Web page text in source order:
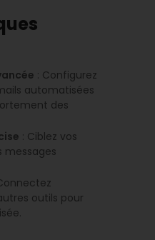
: Configurez
automatisées
des
: Ciblez vos
messages
outils pour